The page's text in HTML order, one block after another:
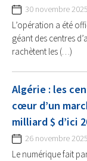
30 novembre 2025
L’opération a été
géant des centres
rachètent les (…)
Algérie : les
cœur d’un
milliard $ d’ici
26 novembre 2025
Le numérique fait